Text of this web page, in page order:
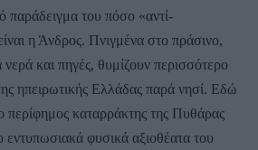
παράδειγμα του πόσο «αντί-
η Άνδρος. Πνιγμένα στο πράσινο,
και πηγές, θυμίζουν περισσότερο
ηπειρωτικής Ελλάδας παρά νησί. Εδώ
περίφημος καταρράκτης της Πυθάρας
εντυπωσιακά φυσικά αξιοθέατα του